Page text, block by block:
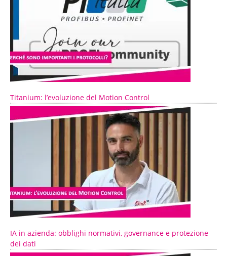
Titanium: l’evoluzione del Motion Control
IA in azienda: obblighi normativi, governance e protezione
dei dati